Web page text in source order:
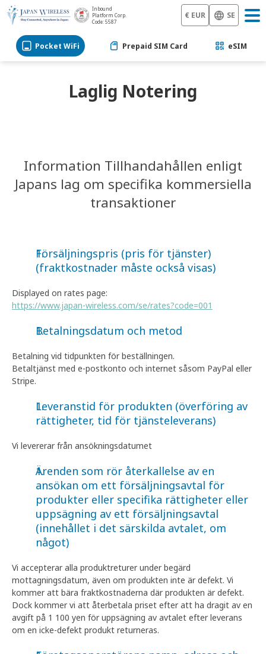
Inbound
Platform Corp.
Code: 5587
€ EUR SE
Pocket WiFi Prepaid SIM Card eSIM
Laglig Notering
Information Tillhandahållen enligt
Japans lag om specifika kommersiella
transaktioner
Försäljningspris (pris för tjänster)
(fraktkostnader måste också visas)
Displayed on rates page:
https://www.japan-wireless.com/se/rates?code=001
Betalningsdatum och metod
Betalning vid tidpunkten för beställningen.
Betaltjänst med e-postkonto och internet såsom PayPal eller
Stripe.
Leveranstid för produkten (överföring av
rättigheter, tid för tjänsteleverans)
Vi levererar från ansökningsdatumet
Ärenden som rör återkallelse av en
ansökan om ett försäljningsavtal för
produkter eller specifika rättigheter eller
uppsägning av ett försäljningsavtal
(innehållet i det särskilda avtalet, om
något)
Vi accepterar alla produktreturer under begärd
mottagningsdatum, även om produkten inte är defekt. Vi
kommer att bära fraktkostnaderna där produkten är defekt.
Dock kommer vi att återbetala priset efter att ha dragit av en
avgift på 1 100 yen för uppsägning av avtalet efter leverans
om en icke-defekt produkt returneras.